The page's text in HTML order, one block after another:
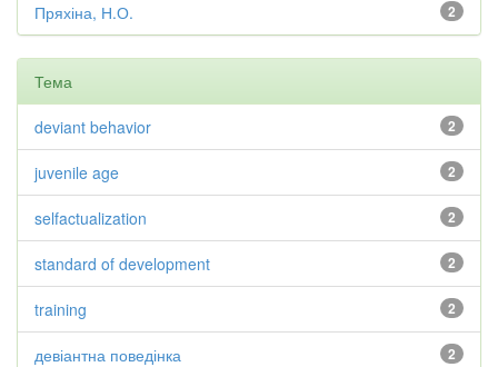
2
Пряхіна, Н.О.
Тема
2
deviant behavior
2
juvenile age
2
selfactualization
2
standard of development
2
training
2
девіантна поведінка